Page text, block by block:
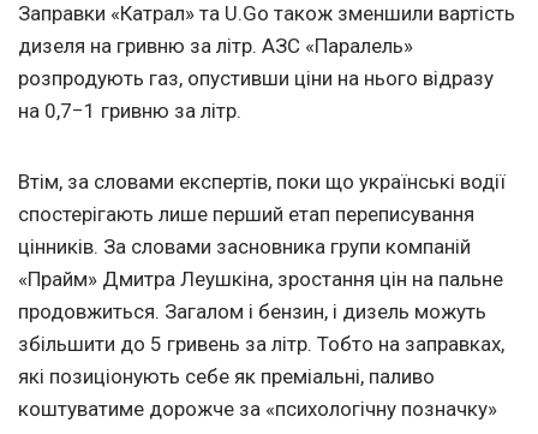
Заправки «Катрал» та U.Go також зменшили вартість
дизеля на гривню за літр. АЗС «Паралель»
розпродують газ, опустивши ціни на нього відразу
на 0,7−1 гривню за літр.
Втім, за словами експертів, поки що українські водії
спостерігають лише перший етап переписування
цінників. За словами засновника групи компаній
«Прайм» Дмитра Леушкіна, зростання цін на пальне
продовжиться. Загалом і бензин, і дизель можуть
збільшити до 5 гривень за літр. Тобто на заправках,
які позиціонують себе як преміальні, паливо
коштуватиме дорожче за «психологічну позначку»